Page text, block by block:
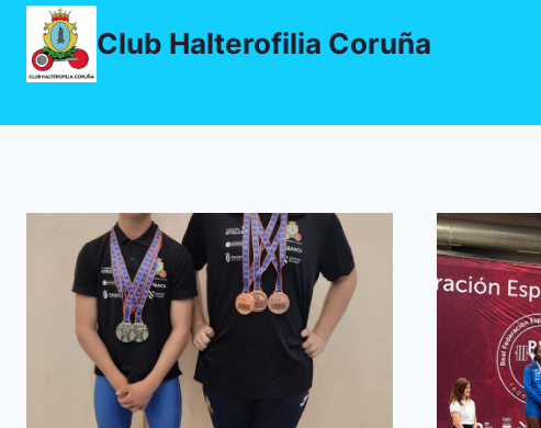
Saltar
contenido
Club Halterofilia Coruña